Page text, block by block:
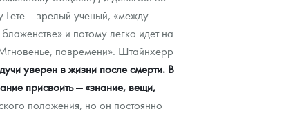
— зрелый ученый, «между
и потому легко идет на
повремени». Штайнхерр
уверен в жизни после смерти. В
присвоить — «знание, вещи,
положения, но он постоянно